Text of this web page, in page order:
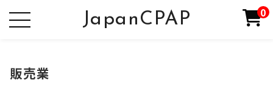
JapanCPAP 0
販売業